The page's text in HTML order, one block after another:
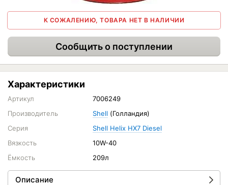
К СОЖАЛЕНИЮ, ТОВАРА НЕТ В НАЛИЧИИ
Сообщить о поступлении
Характеристики
Артикул
7006249
Производитель
Shell (Голландия)
Серия
Shell Helix HX7 Diesel
Вязкость
10W-40
Ёмкость
209л
Описание